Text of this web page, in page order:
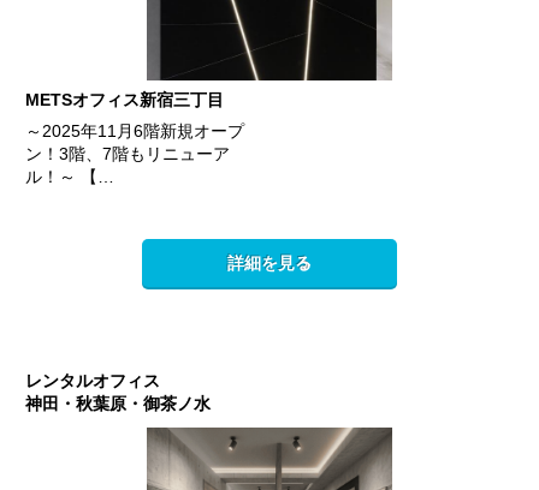
METSオフィス新宿三丁目
～2025年11月6階新規オープ
ン！3階、7階もリニューア
ル！～ 【…
詳細を見る
レンタルオフィス
神田・秋葉原・御茶ノ水